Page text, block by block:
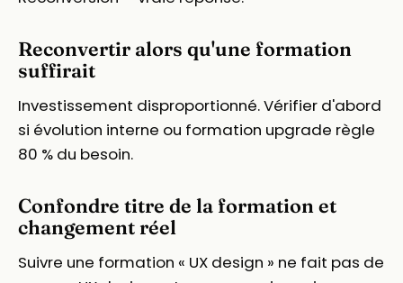
Reconvertir alors qu'une formation
suffirait
Investissement disproportionné. Vérifier d'abord
si évolution interne ou formation upgrade règle
80 % du besoin.
Confondre titre de la formation et
changement réel
Suivre une formation « UX design » ne fait pas de